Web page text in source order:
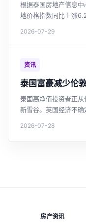
根据泰国房地产信息
地价格指数同比上涨
2026-07-29
资讯
泰国富豪减少伦
泰国高净值投资者正
新雪谷。英国经济不
2026-07-28
房产资讯